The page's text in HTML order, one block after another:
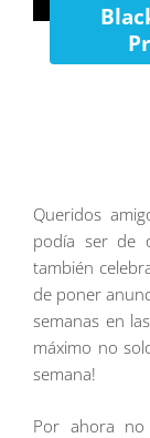
Queridos
podía ser de
también
de poner
semanas en
máximo no
semana!
Por ahora no